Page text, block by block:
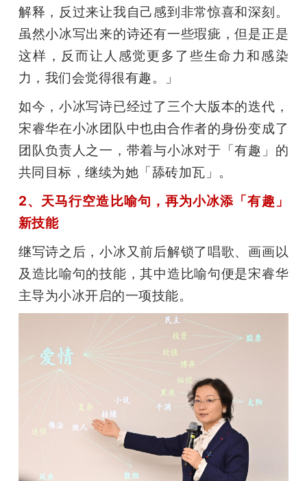
解释，反过来让我自己感到非常惊喜和深刻。
虽然小冰写出来的诗还有一些瑕疵，但是正是
这样，反而让人感觉更多了些生命力和感染
力，我们会觉得很有趣。」
如今，小冰写诗已经过了三个大版本的迭代，
宋睿华在小冰团队中也由合作者的身份变成了
团队负责人之一，带着与小冰对于「有趣」的
共同目标，继续为她「舔砖加瓦」。
2、天马行空造比喻句，再为小冰添「有趣」
新技能
继写诗之后，小冰又前后解锁了唱歌、画画以
及造比喻句的技能，其中造比喻句便是宋睿华
主导为小冰开启的一项技能。